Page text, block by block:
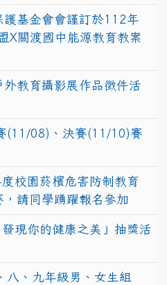
護基金會會謹訂於112年
X關渡國中能源教育教案
外教育攝影展作品徵件活
(11/08)、決賽(11/10)賽
校園菸檳危害防制教育
，請同學踴躍報名參加
現你的健康之美」抽獎活
八、九年級男、女生組